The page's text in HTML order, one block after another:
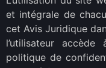
et intégrale de
cet Avis Juridique
l’utilisateur
politique de